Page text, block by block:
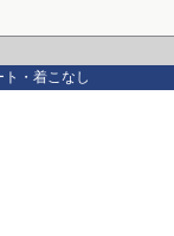
・着こなし